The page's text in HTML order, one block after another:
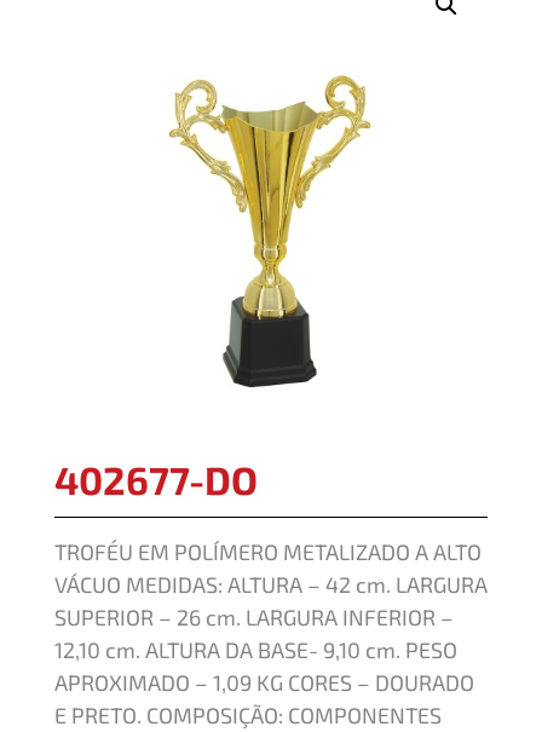
402677-DO
TROFÉU EM POLÍMERO METALIZADO A ALTO
VÁCUO MEDIDAS: ALTURA – 42 cm. LARGURA
SUPERIOR – 26 cm. LARGURA INFERIOR –
12,10 cm. ALTURA DA BASE- 9,10 cm. PESO
APROXIMADO – 1,09 KG CORES – DOURADO
E PRETO. COMPOSIÇÃO: COMPONENTES